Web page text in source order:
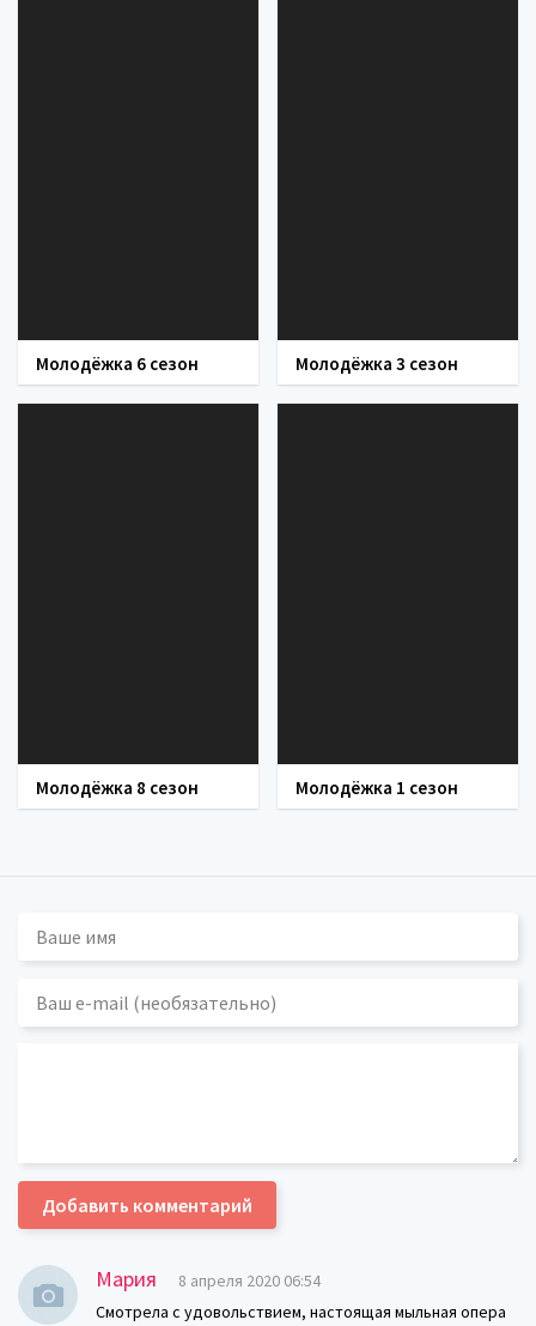
Молодёжка 6 сезон Молодёжка 3 сезон
Молодёжка 8 сезон Молодёжка 1 сезон
Добавить комментарий
Мария
8 апреля 2020 06:54
Смотрела с удовольствием, настоящая мыльная опера